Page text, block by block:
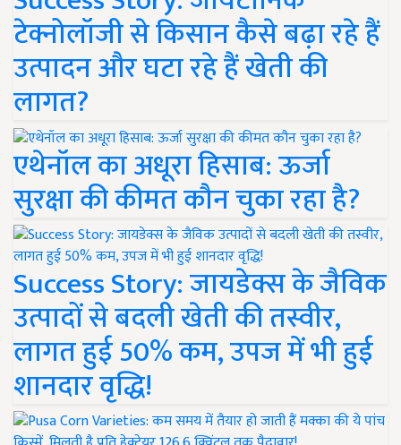
टेक्नोलॉजी से किसान कैसे बढ़ा रहे हैं
उत्पादन और घटा रहे हैं खेती की
लागत?
एथेनॉल का अधूरा हिसाब: ऊर्जा
सुरक्षा की कीमत कौन चुका रहा है?
Success Story: जायडेक्स के जैविक
उत्पादों से बदली खेती की तस्वीर,
लागत हुई 50% कम, उपज में भी हुई
शानदार वृद्धि!